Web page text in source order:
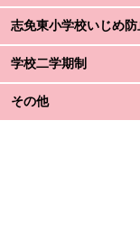
志免東小学校いじめ
学校二学期制
その他